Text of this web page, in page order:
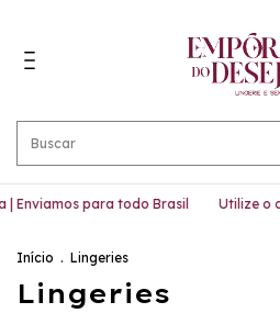
Enviamos para todo Brasil Utilize o
Início . Lingeries
Lingeries